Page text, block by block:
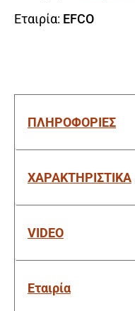
Εταιρία: EFCO
ΠΛΗΡΟΦΟΡΙΕΣ
ΧΑΡΑΚΤΗΡΙΣΤΙΚΑ
VIDEO
Εταιρία